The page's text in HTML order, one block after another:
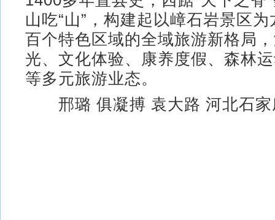
山吃“山”，构建起以嶂石岩景区
百个特色区域的全域旅游新格局
光、文化体验、康养度假、森林
等多元旅游业态。
邢璐 俱凝搏 袁大路 河北石家